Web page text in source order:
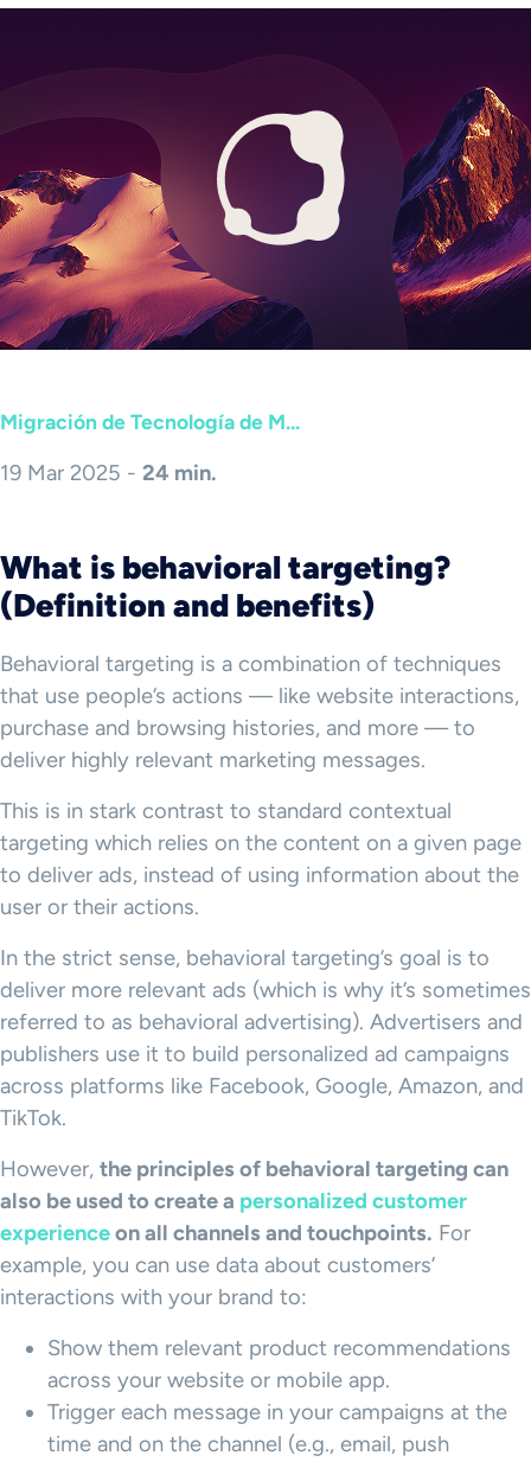
Migración de Tecnología de M...
19 Mar 2025 - 24 min.
What is behavioral targeting?
(Definition and benefits)
Behavioral targeting is a combination of techniques
that use people’s actions — like website interactions,
purchase and browsing histories, and more — to
deliver highly relevant marketing messages.
This is in stark contrast to standard contextual
targeting which relies on the content on a given page
to deliver ads, instead of using information about the
user or their actions.
In the strict sense, behavioral targeting’s goal is to
deliver more relevant ads (which is why it’s sometimes
referred to as behavioral advertising). Advertisers and
publishers use it to build personalized ad campaigns
across platforms like Facebook, Google, Amazon, and
TikTok.
However, the principles of behavioral targeting can
also be used to create a personalized customer
experienceon all channels and touchpoints. For
example, you can use data about customers’
interactions with your brand to:
Show them relevant product recommendations
across your website or mobile app.
Trigger each message in your campaigns at the
time and on the channel (e.g., email, push